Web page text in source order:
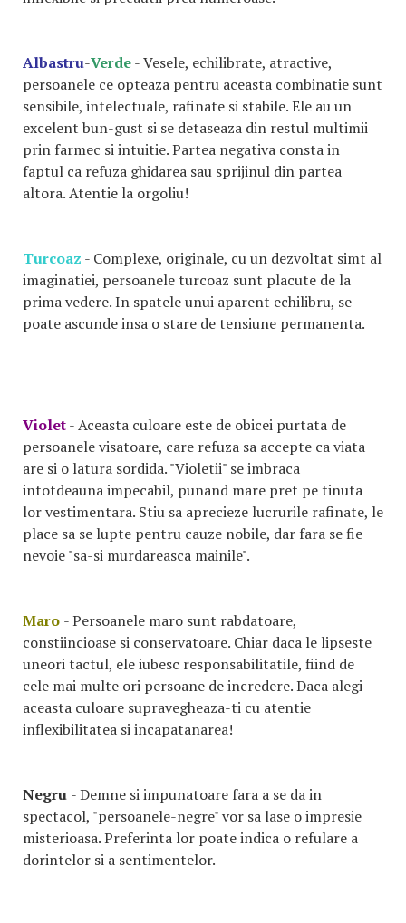
Albastru-Verde- Vesele, echilibrate, atractive,
persoanele ce opteaza pentru aceasta combinatie sunt
sensibile, intelectuale, rafinate si stabile. Ele au un
excelent bun-gust si se detaseaza din restul multimii
prin farmec si intuitie. Partea negativa consta in
faptul ca refuza ghidarea sau sprijinul din partea
altora. Atentie la orgoliu!
Turcoaz - Complexe, originale, cu un dezvoltat simt al
imaginatiei, persoanele turcoaz sunt placute de la
prima vedere. In spatele unui aparent echilibru, se
poate ascunde insa o stare de tensiune permanenta.
Violet- Aceasta culoare este de obicei purtata de
persoanele visatoare, care refuza sa accepte ca viata
are si o latura sordida. "Violetii" se imbraca
intotdeauna impecabil, punand mare pret pe tinuta
lor vestimentara. Stiu sa aprecieze lucrurile rafinate, le
place sa se lupte pentru cauze nobile, dar fara se fie
nevoie "sa-si murdareasca mainile".
Maro - Persoanele maro sunt rabdatoare,
constiincioase si conservatoare. Chiar daca le lipseste
uneori tactul, ele iubesc responsabilitatile, fiind de
cele mai multe ori persoane de incredere. Daca alegi
aceasta culoare supravegheaza-ti cu atentie
inflexibilitatea si incapatanarea!
Negru - Demne si impunatoare fara a se da in
spectacol, "persoanele-negre" vor sa lase o impresie
misterioasa. Preferinta lor poate indica o refulare a
dorintelor si a sentimentelor.